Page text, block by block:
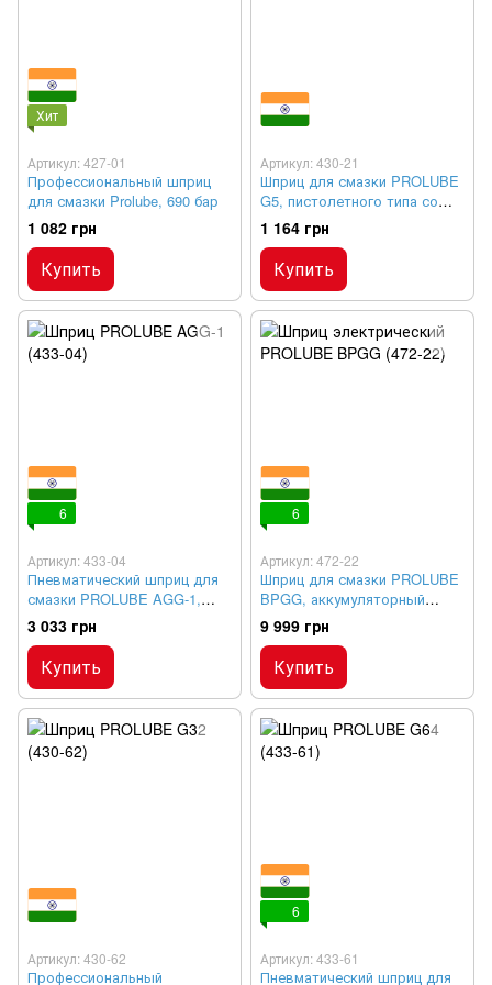
Хит
Артикул: 427-01
Профессиональный шприц
для смазки Prolube, 690 бар
1 082 грн
Купить
Артикул: 430-21
Шприц для смазки PROLUBE
G5, пистолетного типа со
шлангом 345 бар
1 164 грн
Купить
6
Артикул: 433-04
Пневматический шприц для
смазки PROLUBE AGG-1,
непрерывная подача
3 033 грн
Купить
6
Артикул: 472-22
Шприц для смазки PROLUBE
BPGG, аккумуляторный
электрический, 413 бар
9 999 грн
Купить
Артикул: 430-62
Профессиональный
6
Артикул: 433-61
Пневматический шприц для